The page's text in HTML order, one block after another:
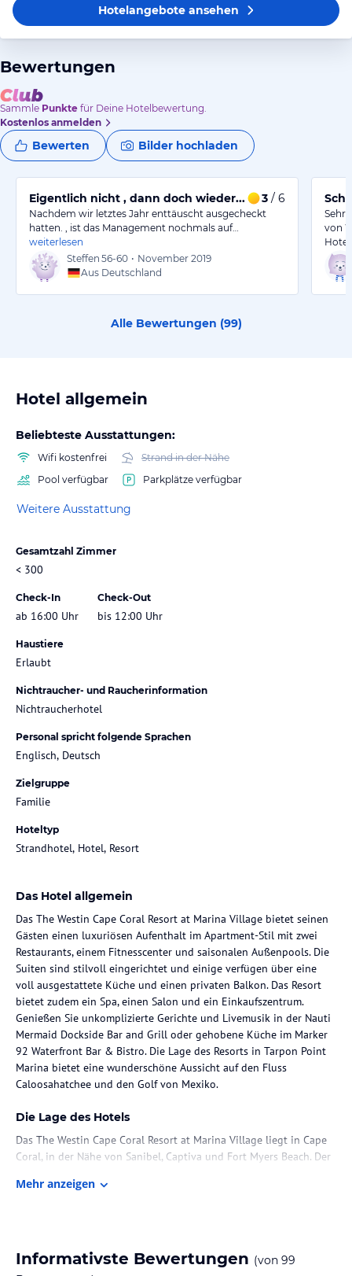
Hotelangeboteansehen
Bewertungen
Sammle Punkte für Deine Hotelbewertung.
Kostenlos anmelden
Bewerten Bilder hochladen
Eigentlich nicht , dann doch wieder... 3 / 6
Nachdem wir letztes Jahr enttäuscht ausgecheckt
hatten. , ist das Management nochmals auf…
weiterlesen
Steffen 56-60 • November 2019
Aus Deutschland
Sehr
von
Alle Bewertungen (99)
Hotel allgemein
Beliebteste Ausstattungen:
Wifi kostenfrei
Strand in der Nähe
Pool verfügbar
Parkplätze verfügbar
Weitere Ausstattung
Gesamtzahl Zimmer
< 300
Check-In
ab 16:00 Uhr
Check-Out
bis 12:00 Uhr
Haustiere
Erlaubt
Nichtraucher- und Raucherinformation
Nichtraucherhotel
Personal spricht folgende Sprachen
Englisch, Deutsch
Zielgruppe
Familie
Hoteltyp
Strandhotel, Hotel, Resort
Das Hotel allgemein
Das The Westin Cape Coral Resort at Marina Village bietet seinen
Gästen einen luxuriösen Aufenthalt im Apartment-Stil mit zwei
Restaurants, einem Fitnesscenter und saisonalen Außenpools. Die
Suiten sind stilvoll eingerichtet und einige verfügen über eine
voll ausgestattete Küche und einen privaten Balkon. Das Resort
bietet zudem ein Spa, einen Salon und ein Einkaufszentrum.
Genießen Sie unkomplizierte Gerichte und Livemusik in der Nauti
Mermaid Dockside Bar and Grill oder gehobene Küche im Marker
92 Waterfront Bar & Bistro. Die Lage des Resorts in Tarpon Point
Marina bietet eine wunderschöne Aussicht auf den Fluss
Caloosahatchee und den Golf von Mexiko.
Die Lage des Hotels
Das The Westin Cape Coral Resort at Marina Village liegt in Cape
Coral, in der Nähe von Sanibel, Captiva und Fort Myers Beach. Der
Mexiko und dem Intracoastal Waterway verbunden. In der
Zimmer / Unterbringung im Hotel
Mehr anzeigen
Informativste Bewertungen (von 99